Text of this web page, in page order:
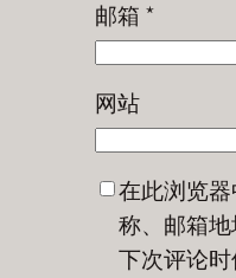
邮箱 *
网站
在此浏览
称、邮箱
下次评论时